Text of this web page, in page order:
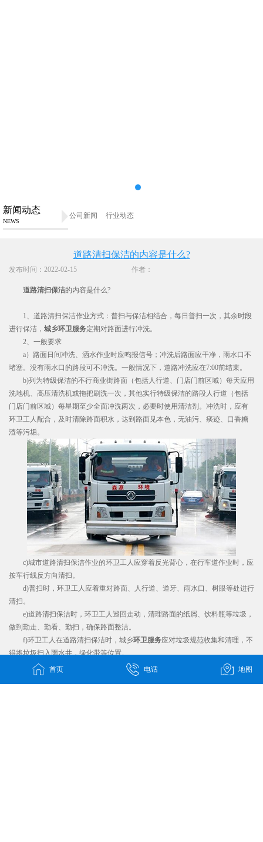
新闻动态
NEWS
公司新闻 行业动态
道路清扫保洁的内容是什么?
发布时间：2022-02-15 作者：
道路清扫保洁的内容是什么?
1、道路清扫保洁作业方式：普扫与保洁相结合，每日普扫一次，其余时段
进行保洁， 城乡环卫服务定期对路面进行冲洗。
2、一般要求
a）路面日间冲洗、洒水作业时应鸣报信号；冲洗后路面应干净，雨水口不
堵塞。没有雨水口的路段可不冲洗。一般情况下，道路冲洗应在7:00前结束。
b)列为特级保洁的不行商业街路面（包括人行道、门店门前区域）每天应用
洗地机、高压清洗机或拖把刷洗一次，其他实行特级保洁的路段人行道（包括
门店门前区域）每星期至少全面冲洗两次，必要时使用清洁剂。冲洗时，应有
环卫工人配合，及时清除路面积水，达到路面见本色，无油污、痰迹、口香糖
渣等污垢。
c)城市道路清扫保洁作业的环卫工人应穿着反光背心，在行车道作业时，应
按车行线反方向清扫。
d)普扫时，环卫工人应着重对路面、人行道、道牙、雨水口、树眼等处进行
清扫。
e)道路清扫保洁时，环卫工人巡回走动，清理路面的纸屑、饮料瓶等垃圾，
做到勤走、勤看、勤扫，确保路面整洁。
f)环卫工人在道路清扫保洁时，城乡环卫服务应对垃圾规范收集和清理，不
得将垃圾扫入雨水井，绿化带等位置。
g)城市道路大面积污染巫妖集中清理时，城乡环卫
服务应在清理点来车方向
设置醒目的路障和警示牌，并做好防护措施。目及范围内无垃圾、杂物、积尘,
首页 电话 地图